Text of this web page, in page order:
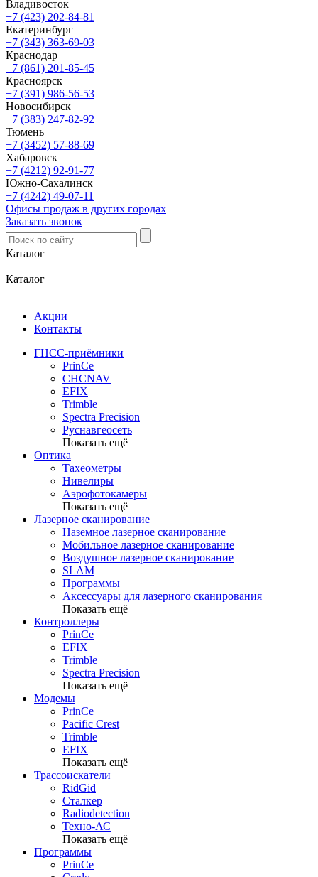
Владивосток
+7 (423) 202-84-81
Екатеринбург
+7 (343) 363-69-03
Краснодар
+7 (861) 201-85-45
Красноярск
+7 (391) 986-56-53
Новосибирск
+7 (383) 247-82-92
Тюмень
+7 (3452) 57-88-69
Хабаровск
+7 (4212) 92-91-77
Южно-Сахалинск
+7 (4242) 49-07-11
Офисы продаж в других городах
Заказать звонок
Каталог
Каталог
Акции
Контакты
ГНСС-приёмники
PrinCe
CHCNAV
EFIX
Trimble
Spectra Precision
Руснавгеосеть
Показать ещё
Оптика
Тахеометры
Нивелиры
Аэрофотокамеры
Показать ещё
Лазерное сканирование
Наземное лазерное сканирование
Мобильное лазерное сканирование
Воздушное лазерное сканирование
SLAM
Программы
Аксессуары для лазерного сканирования
Показать ещё
Контроллеры
PrinCe
EFIX
Trimble
Spectra Precision
Показать ещё
Модемы
PrinCe
Pacific Crest
Trimble
EFIX
Показать ещё
Трассоискатели
RidGid
Сталкер
Radiodetection
Техно-АС
Показать ещё
Программы
PrinCe